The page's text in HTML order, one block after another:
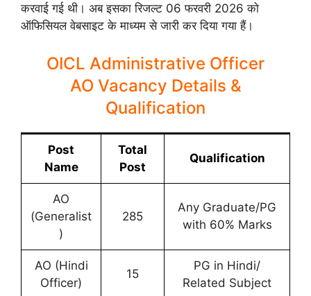
करवाई गई थी। अब इसका रिजल्ट 06 फरवरी 2026 को
ऑफिसियल वेबसाइट के माध्यम से जारी कर दिया गया हैं।
OICL Administrative Officer
AO Vacancy Details &
Qualification
Post
Name
Total
Post
Qualification
AO
(Generalist
)
285
Any Graduate/PG
with 60% Marks
AO (Hindi
Officer)
15
PG in Hindi/
Related Subject